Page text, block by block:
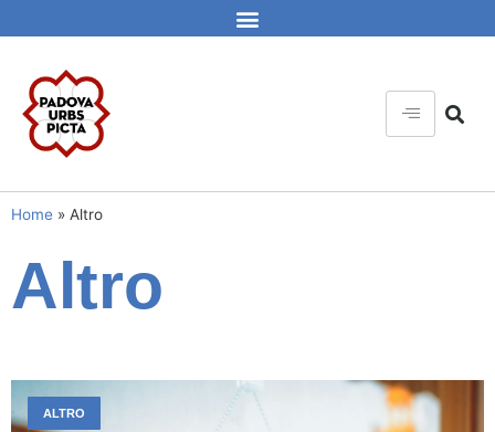
Home » Altro
Altro
ALTRO